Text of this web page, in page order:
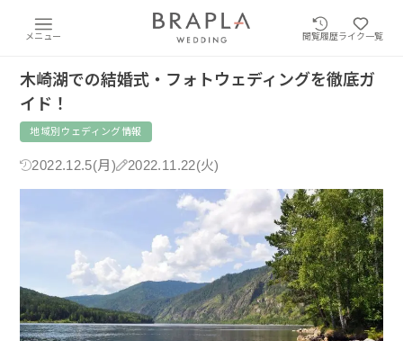
メニュー 閲覧履歴ライク一覧
木崎湖での結婚式・フォトウェディングを徹底ガ
イド！
地域別ウェディング情報
2022.12.5(月) 2022.11.22(火)